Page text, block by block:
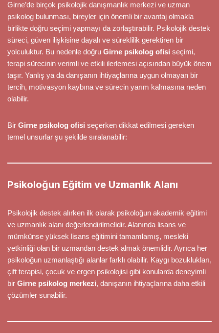
Girne’de birçok psikolojik danışmanlık merkezi ve uzman
psikolog bulunması, bireyler için önemli bir avantaj olmakla
birlikte doğru seçimi yapmayı da zorlaştırabilir. Psikolojik destek
süreci, güven ilişkisine dayalı ve süreklilik gerektiren bir
yolculuktur. Bu nedenle doğru Girne psikolog ofisi seçimi,
terapi sürecinin verimli ve etkili ilerlemesi açısından büyük önem
taşır. Yanlış ya da danışanın ihtiyaçlarına uygun olmayan bir
tercih, motivasyon kaybına ve sürecin yarım kalmasına neden
olabilir.
Bir Girne psikolog ofisi seçerken dikkat edilmesi gereken
temel unsurlar şu şekilde sıralanabilir:
Psikoloğun Eğitim ve Uzmanlık Alanı
Psikolojik destek alırken ilk olarak psikoloğun akademik eğitimi
ve uzmanlık alanı değerlendirilmelidir. Alanında lisans ve
mümkünse yüksek lisans eğitimini tamamlamış, mesleki
yetkinliği olan bir uzmandan destek almak önemlidir. Ayrıca her
psikoloğun uzmanlaştığı alanlar farklı olabilir. Kaygı bozuklukları,
çift terapisi, çocuk ve ergen psikolojisi gibi konularda deneyimli
bir Girne psikolog merkezi, danışanın ihtiyaçlarına daha etkili
çözümler sunabilir.